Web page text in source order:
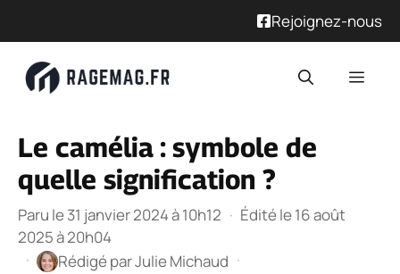
Rejoignez-nous
Le camélia : symbole de
quelle signification ?
Paru le 31 janvier 2024 à 10h12 · Édité le 16 août
2025 à 20h04
·
Rédigé parJulie Michaud ·